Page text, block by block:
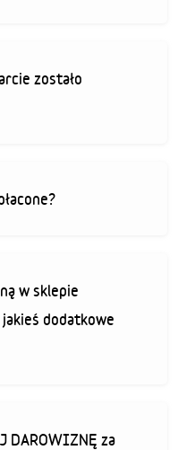
zostało
w sklepie
dodatkowe
DAROWIZNĘ za